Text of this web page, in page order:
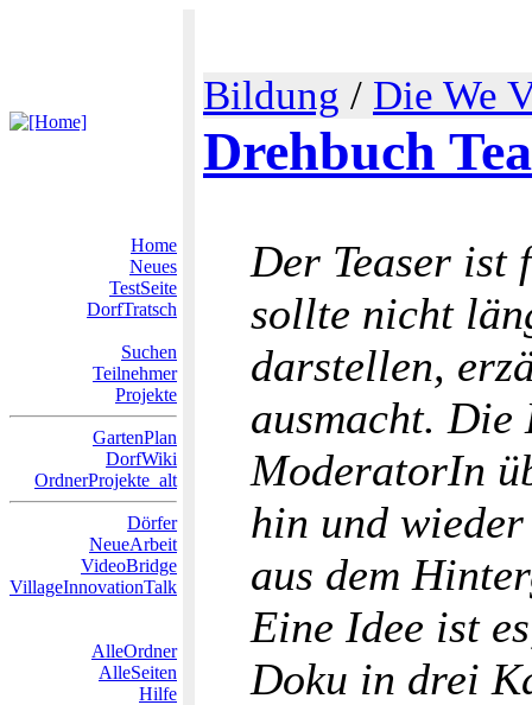
Bildung / Die We
Drehbuch
Home
Neues
TestSeite
DorfTratsch
Suchen
Teilnehmer
Projekte
GartenPlan
DorfWiki
OrdnerProjekte_alt
Dörfer
NeueArbeit
VideoBridge
VillageInnovationTalk
AlleOrdner
AlleSeiten
Hilfe
Der Teaser ist
sollte nicht
darstellen,
ausmacht. Die
ModeratorIn
hin und
aus dem
Eine Idee ist
Doku in drei